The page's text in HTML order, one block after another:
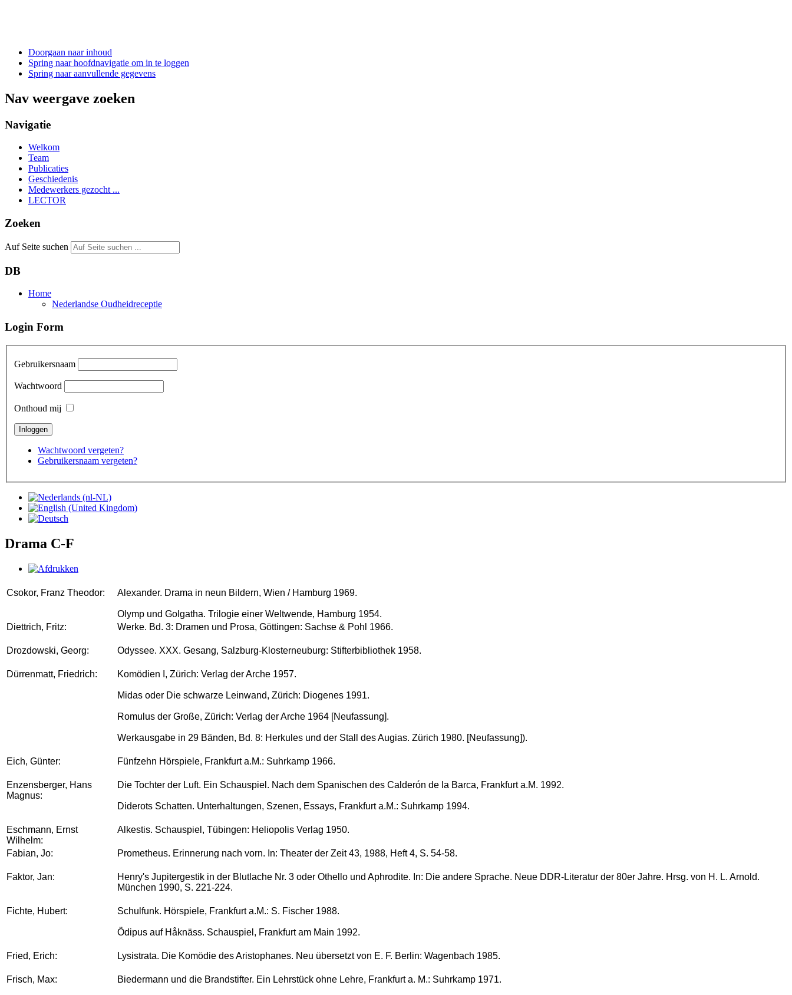
Doorgaan naar inhoud
Spring naar hoofdnavigatie om in te loggen
Spring naar aanvullende gegevens
Nav weergave zoeken
Navigatie
Welkom
Team
Publicaties
Geschiedenis
Medewerkers gezocht ...
LECTOR
Zoeken
Auf Seite suchen
DB
Home
Nederlandse Oudheidreceptie
Login Form
Gebruikersnaam
Wachtwoord
Onthoud mij
Wachtwoord vergeten?
Gebruikersnaam vergeten?
Drama C-F
Csokor, Franz Theodor: Alexander. Drama in neun Bildern, Wien / Hamburg 1969.
Olymp und Golgatha. Trilogie einer Weltwende, Hamburg 1954.
Diettrich, Fritz:
Werke. Bd. 3: Dramen und Prosa, Göttingen: Sachse & Pohl 1966.
Drozdowski, Georg: Odyssee. XXX. Gesang, Salzburg-Klosterneuburg: Stifterbibliothek 1958.
Dürrenmatt, Friedrich: Komödien I, Zürich: Verlag der Arche 1957.
Midas oder Die schwarze Leinwand, Zürich: Diogenes 1991.
Romulus der Große, Zürich: Verlag der Arche 1964 [Neufassung].
Werkausgabe in 29 Bänden, Bd. 8: Herkules und der Stall des Augias. Zürich 1980. [Neufassung]).
Eich, Günter: Fünfzehn Hörspiele, Frankfurt a.M.: Suhrkamp 1966.
Enzensberger, Hans
Magnus:
Die Tochter der Luft. Ein Schauspiel. Nach dem Spanischen des Calderón de la Barca, Frankfurt a.M. 1992.
Diderots Schatten. Unterhaltungen, Szenen, Essays, Frankfurt a.M.: Suhrkamp 1994.
Eschmann, Ernst
Wilhelm:
Alkestis. Schauspiel, Tübingen: Heliopolis Verlag 1950.
Fabian, Jo: Prometheus. Erinnerung nach vorn. In: Theater der Zeit 43, 1988, Heft 4, S. 54-58.
Faktor, Jan:
Henry's Jupitergestik in der Blutlache Nr. 3 oder Othello und Aphrodite. In: Die andere Sprache. Neue DDR-Literatur der 80er Jahre. Hrsg. von H. L. Arnold.
München 1990, S. 221-224.
Fichte, Hubert: Schulfunk. Hörspiele, Frankfurt a.M.: S. Fischer 1988.
Ödipus auf Håknäss. Schauspiel, Frankfurt am Main 1992.
Fried, Erich: Lysistrata. Die Komödie des Aristophanes. Neu übersetzt von E. F. Berlin: Wagenbach 1985.
Frisch, Max: Biedermann und die Brandstifter. Ein Lehrstück ohne Lehre, Frankfurt a. M.: Suhrkamp 1971.